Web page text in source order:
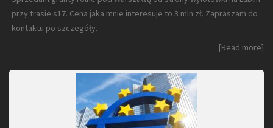
przy trasie s17. Cena jaka mnie interesuje to 3 mln zł. Zapraszam do
kontaktu po szczegóły.
[Read more]